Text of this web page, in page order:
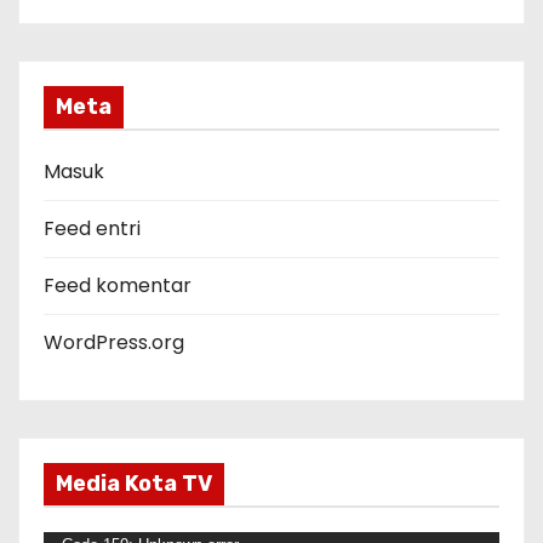
o
r
Meta
Masuk
Feed entri
Feed komentar
WordPress.org
Media Kota TV